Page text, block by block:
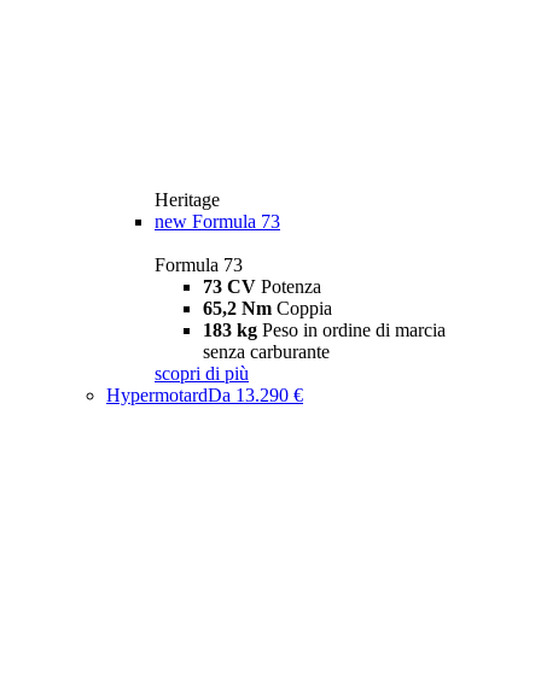
Heritage
new Formula 73
Formula 73
73 CV Potenza
65,2 Nm Coppia
183 kg Peso in ordine di marcia
senza carburante
scopri di più
HypermotardDa 13.290 €